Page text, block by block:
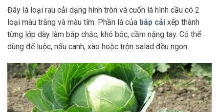
Đây là loại rau cải dạng hình tròn và cuốn là hình cầu có 2
loại màu trắng và màu tím. Phần lá của bắp cải xếp thành
từng lớp dày làm bắp chắc, khó bóc, cầm nặng tay. Có thể
dùng để luộc, nấu canh, xào hoặc trộn salad đều ngon.